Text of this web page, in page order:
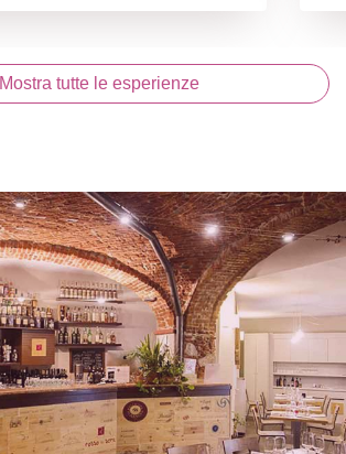
Mostra tutte le esperienze